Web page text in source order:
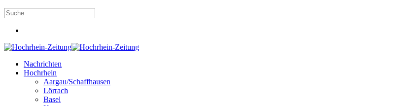
Nachrichten
Hochrhein
Aargau/Schaffhausen
Lörrach
Basel